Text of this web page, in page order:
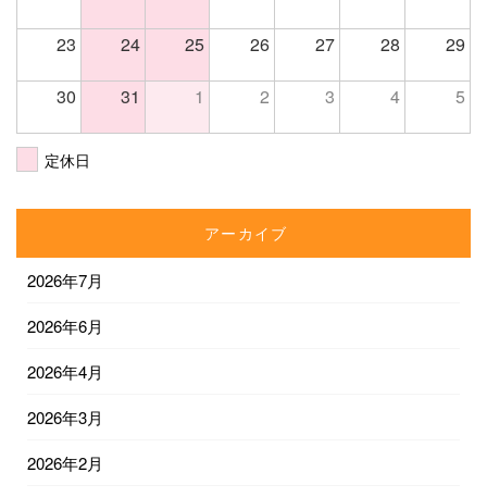
23 24 25 26 27 28 29
30 31 1 2 3 4 5
定休日
アーカイブ
2026年7月
2026年6月
2026年4月
2026年3月
2026年2月